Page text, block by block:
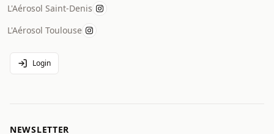
L'Aérosol Saint-Denis
L'Aérosol Toulouse
Login
NEWSLETTER